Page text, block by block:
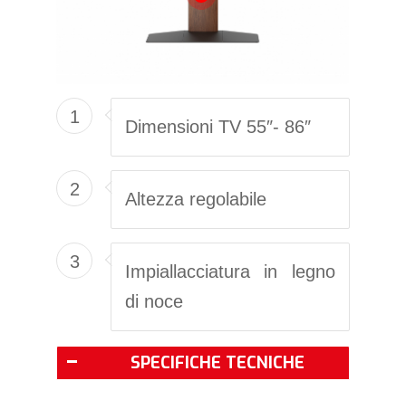
1 Dimensioni TV 55″- 86″
2 Altezza regolabile
3
Impiallacciatura in legno
di noce
SPECIFICHE TECNICHE